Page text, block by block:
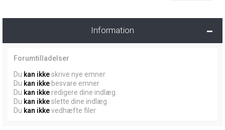
Information
Forumtilladelser
Du kan ikkeskrive nye emner
Du kan ikke besvare emner
Du kan ikke redigere dine indlæg
Du kan ikkeslette dine indlæg
Du kan ikkevedhæfte filer